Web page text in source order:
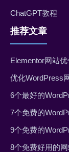
ChatGPT教程
推荐文章
Elementor网站
优化WordPress
6个最好的
7个免费的
9个免费的
8个免费好用的